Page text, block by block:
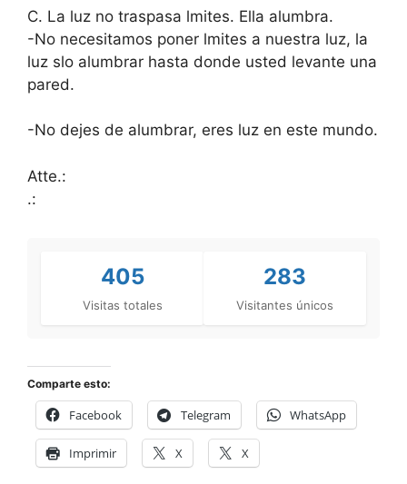
C. La luz no traspasa lmites. Ella alumbra.
-No necesitamos poner lmites a nuestra luz, la
luz slo alumbrar hasta donde usted levante una
pared.
-No dejes de alumbrar, eres luz en este mundo.
Atte.:
.:
405
Visitas totales
283
Visitantes únicos
Comparte esto:
Facebook Telegram WhatsApp
Imprimir X X